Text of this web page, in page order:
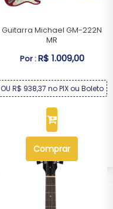
Guitarra Michael GM-222N
MR
Por :R$ 1.009,00
OU R$ 938,37 no PIX ou Boleto
Comprar